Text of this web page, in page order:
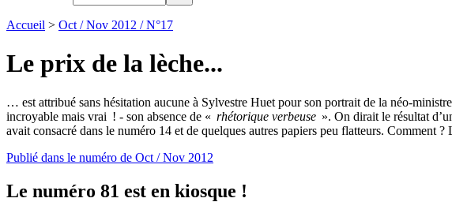
Accueil > Oct / Nov 2012 / N°17
Le prix de la lèche...
… est attribué sans hésitation aucune à Sylvestre Huet pour son portrait de la néo-
incroyable mais vrai ! - son absence de « rhétorique verbeuse ». On dirait le résultat
avait consacré dans le numéro 14 et de quelques autres papiers peu flatteurs. Comment
Publié dans le numéro de Oct / Nov 2012
Le numéro 81 est en kiosque !